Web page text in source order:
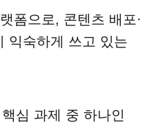
폼으로, 콘텐츠 배포·
익숙하게 쓰고 있는
심 과제 중 하나인